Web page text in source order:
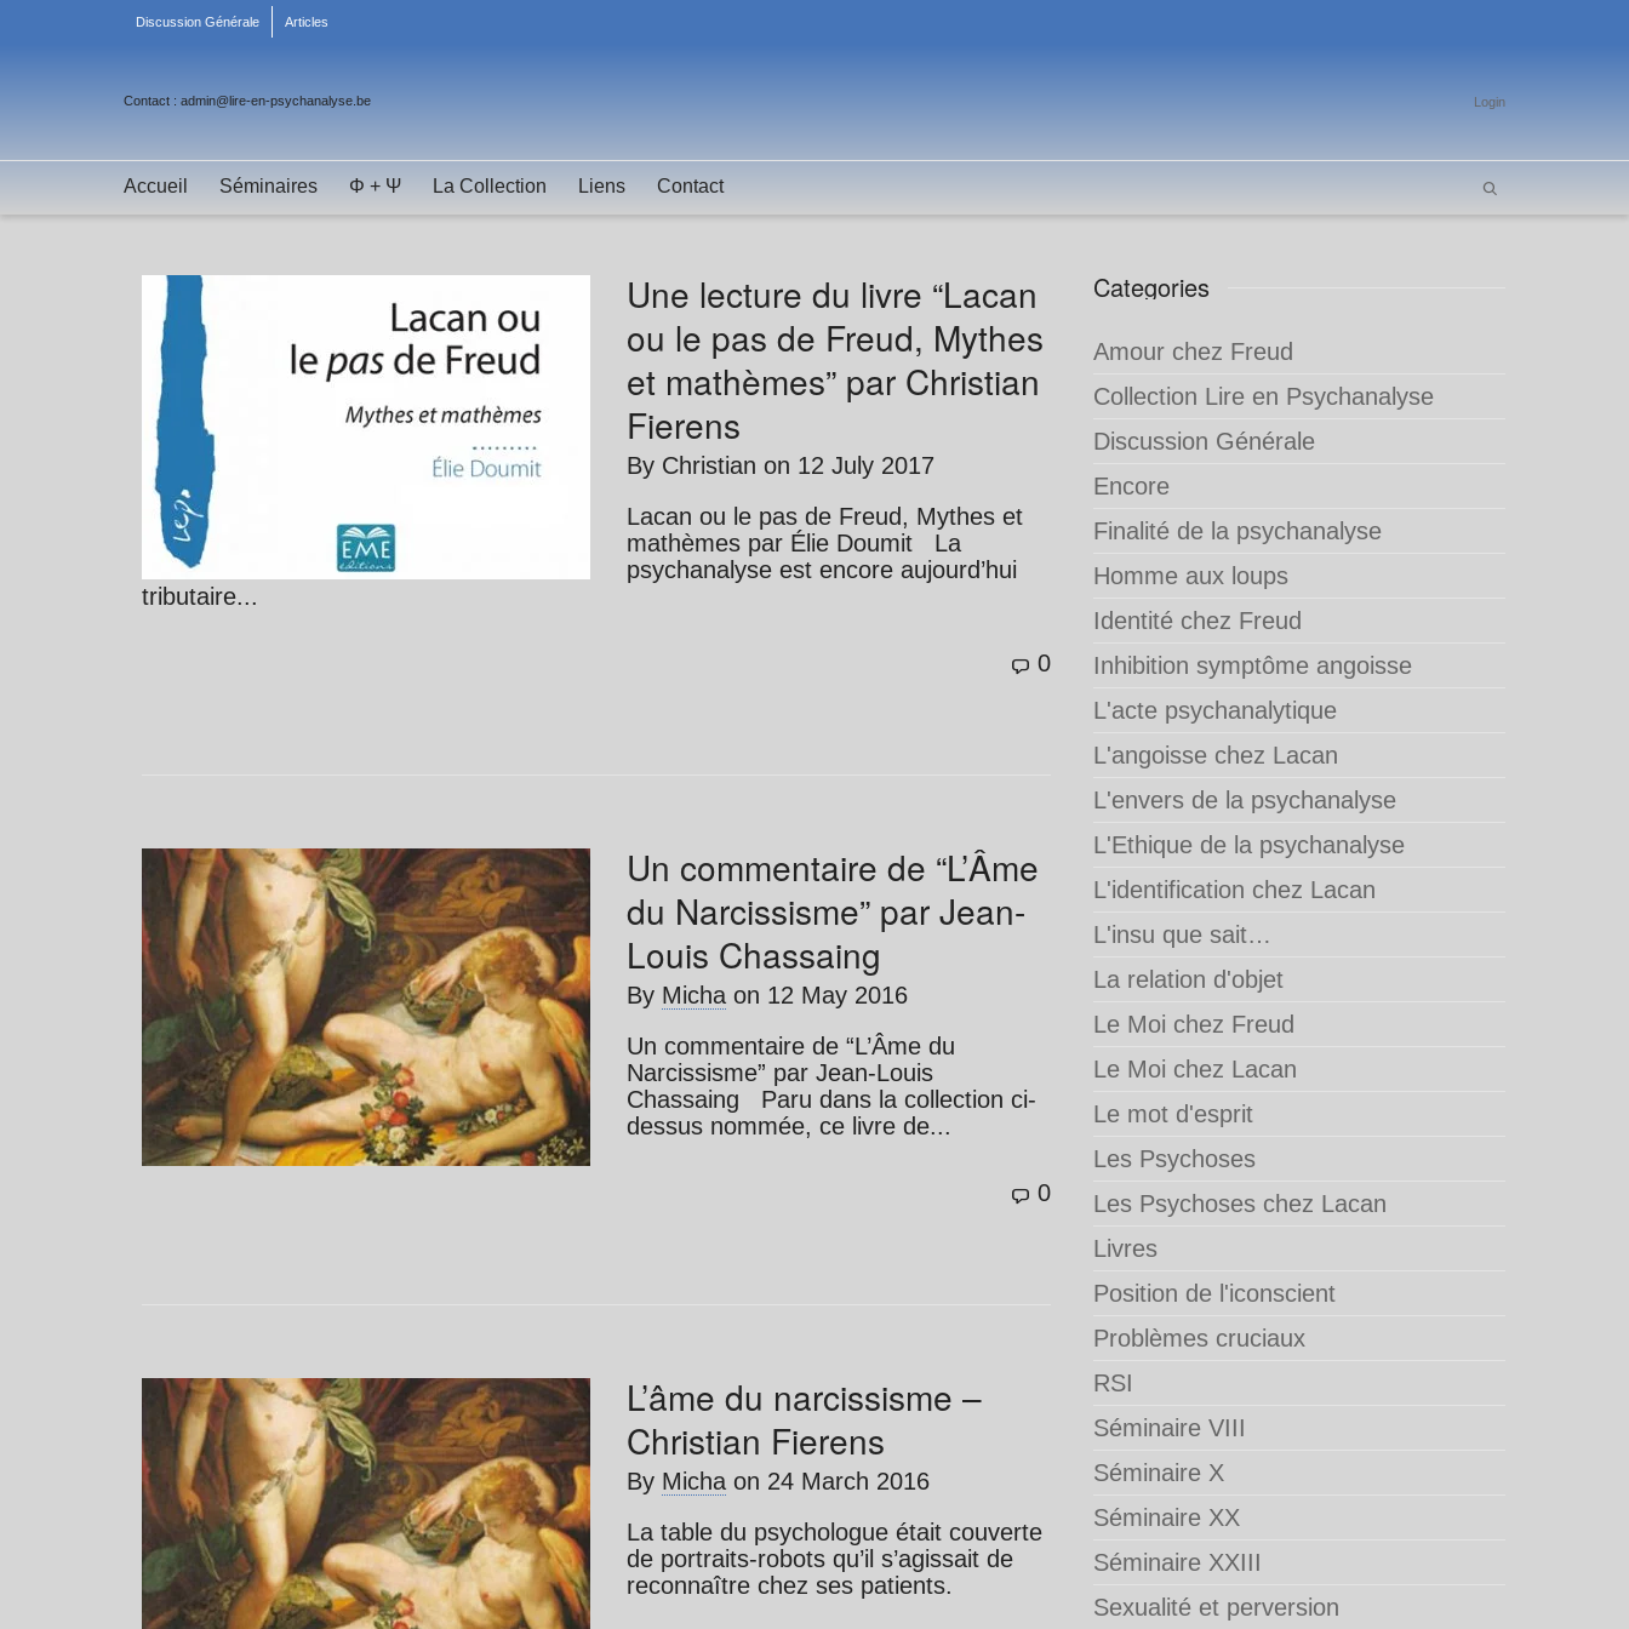
Discussion Générale Articles
Contact : admin@lire-en-psychanalyse.be Login
Accueil Séminaires Φ + Ψ La Collection Liens Contact
Une lecture du livre “Lacan
ou le pas de Freud, Mythes
et mathèmes” par Christian
Fierens
By Christian on 12 July 2017
Lacan ou le pas de Freud, Mythes et
mathèmes par Élie Doumit La
psychanalyse est encore aujourd’hui
tributaire...
0
Un commentaire de “L’Âme
du Narcissisme” par Jean-
Louis Chassaing
By Micha on 12 May 2016
Un commentaire de “L’Âme du
Narcissisme” par Jean-Louis
Chassaing Paru dans la collection ci-
dessus nommée, ce livre de...
0
L’âme du narcissisme –
Christian Fierens
By Micha on 24 March 2016
La table du psychologue était couverte
de portraits-robots qu’il s’agissait de
reconnaître chez ses patients.
Categories
Amour chez Freud
Collection Lire en Psychanalyse
Discussion Générale
Encore
Finalité de la psychanalyse
Homme aux loups
Identité chez Freud
Inhibition symptôme angoisse
L'acte psychanalytique
L'angoisse chez Lacan
L'envers de la psychanalyse
L'Ethique de la psychanalyse
L'identification chez Lacan
L'insu que sait…
La relation d'objet
Le Moi chez Freud
Le Moi chez Lacan
Le mot d'esprit
Les Psychoses
Les Psychoses chez Lacan
Livres
Position de l'iconscient
Problèmes cruciaux
RSI
Séminaire VIII
Séminaire X
Séminaire XX
Séminaire XXIII
Sexualité et perversion